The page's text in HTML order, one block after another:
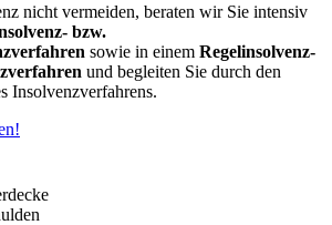
nicht vermeiden, beraten wir Sie intensiv
bzw.
sowie in einem Regelinsolvenz-
und begleiten Sie durch den
Insolvenzverfahrens.